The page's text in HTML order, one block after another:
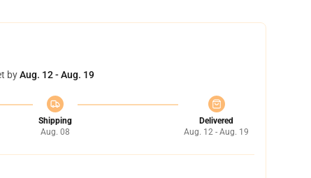
byAug. 12 - Aug. 19
Shipping
Aug. 08
Delivered
Aug. 12 - Aug. 19